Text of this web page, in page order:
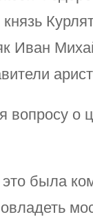
Иван
вопросу о
была